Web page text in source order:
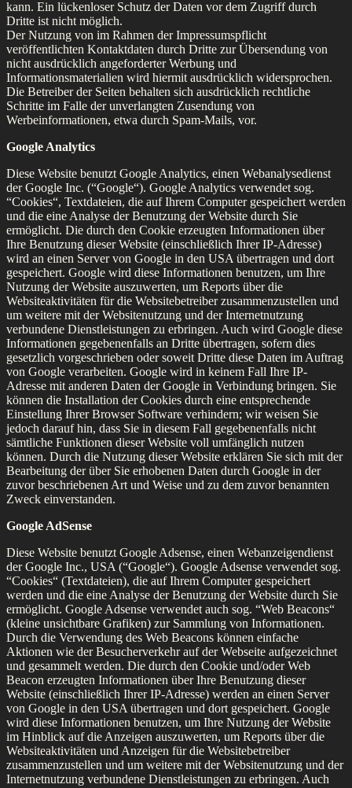
kann. Ein lückenloser Schutz der Daten vor dem Zugriff durch
Dritte ist nicht möglich.
Der Nutzung von im Rahmen der Impressumspflicht
veröffentlichten Kontaktdaten durch Dritte zur Übersendung von
nicht ausdrücklich angeforderter Werbung und
Informationsmaterialien wird hiermit ausdrücklich widersprochen.
Die Betreiber der Seiten behalten sich ausdrücklich rechtliche
Schritte im Falle der unverlangten Zusendung von
Werbeinformationen, etwa durch Spam-Mails, vor.
Google Analytics
Diese Website benutzt Google Analytics, einen Webanalysedienst
der Google Inc. (“Google“). Google Analytics verwendet sog.
“Cookies“, Textdateien, die auf Ihrem Computer gespeichert werden
und die eine Analyse der Benutzung der Website durch Sie
ermöglicht. Die durch den Cookie erzeugten Informationen über
Ihre Benutzung dieser Website (einschließlich Ihrer IP-Adresse)
wird an einen Server von Google in den USA übertragen und dort
gespeichert. Google wird diese Informationen benutzen, um Ihre
Nutzung der Website auszuwerten, um Reports über die
Websiteaktivitäten für die Websitebetreiber zusammenzustellen und
um weitere mit der Websitenutzung und der Internetnutzung
verbundene Dienstleistungen zu erbringen. Auch wird Google diese
Informationen gegebenenfalls an Dritte übertragen, sofern dies
gesetzlich vorgeschrieben oder soweit Dritte diese Daten im Auftrag
von Google verarbeiten. Google wird in keinem Fall Ihre IP-
Adresse mit anderen Daten der Google in Verbindung bringen. Sie
können die Installation der Cookies durch eine entsprechende
Einstellung Ihrer Browser Software verhindern; wir weisen Sie
jedoch darauf hin, dass Sie in diesem Fall gegebenenfalls nicht
sämtliche Funktionen dieser Website voll umfänglich nutzen
können. Durch die Nutzung dieser Website erklären Sie sich mit der
Bearbeitung der über Sie erhobenen Daten durch Google in der
zuvor beschriebenen Art und Weise und zu dem zuvor benannten
Zweck einverstanden.
Google AdSense
Diese Website benutzt Google Adsense, einen Webanzeigendienst
der Google Inc., USA (“Google“). Google Adsense verwendet sog.
“Cookies“ (Textdateien), die auf Ihrem Computer gespeichert
werden und die eine Analyse der Benutzung der Website durch Sie
ermöglicht. Google Adsense verwendet auch sog. “Web Beacons“
(kleine unsichtbare Grafiken) zur Sammlung von Informationen.
Durch die Verwendung des Web Beacons können einfache
Aktionen wie der Besucherverkehr auf der Webseite aufgezeichnet
und gesammelt werden. Die durch den Cookie und/oder Web
Beacon erzeugten Informationen über Ihre Benutzung dieser
Website (einschließlich Ihrer IP-Adresse) werden an einen Server
von Google in den USA übertragen und dort gespeichert. Google
wird diese Informationen benutzen, um Ihre Nutzung der Website
im Hinblick auf die Anzeigen auszuwerten, um Reports über die
Websiteaktivitäten und Anzeigen für die Websitebetreiber
zusammenzustellen und um weitere mit der Websitenutzung und der
Internetnutzung verbundene Dienstleistungen zu erbringen. Auch